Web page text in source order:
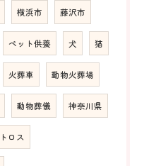
横浜市 藤沢市
ペット供養 犬 猫
火葬車 動物火葬場
動物葬儀 神奈川県
ロス